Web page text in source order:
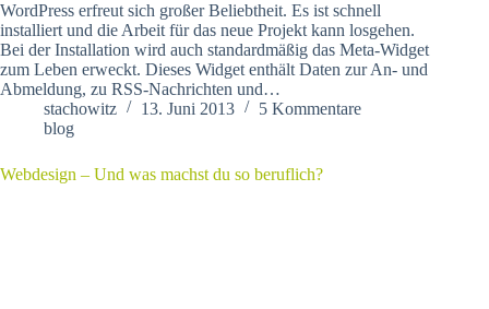
WordPress erfreut sich großer Beliebtheit. Es ist schnell
installiert und die Arbeit für das neue Projekt kann losgehen.
Bei der Installation wird auch standardmäßig das Meta-Widget
zum Leben erweckt. Dieses Widget enthält Daten zur An- und
Abmeldung, zu RSS-Nachrichten und…
stachowitz
13. Juni 2013
5 Kommentare
blog
Webdesign – Und was machst du so beruflich?